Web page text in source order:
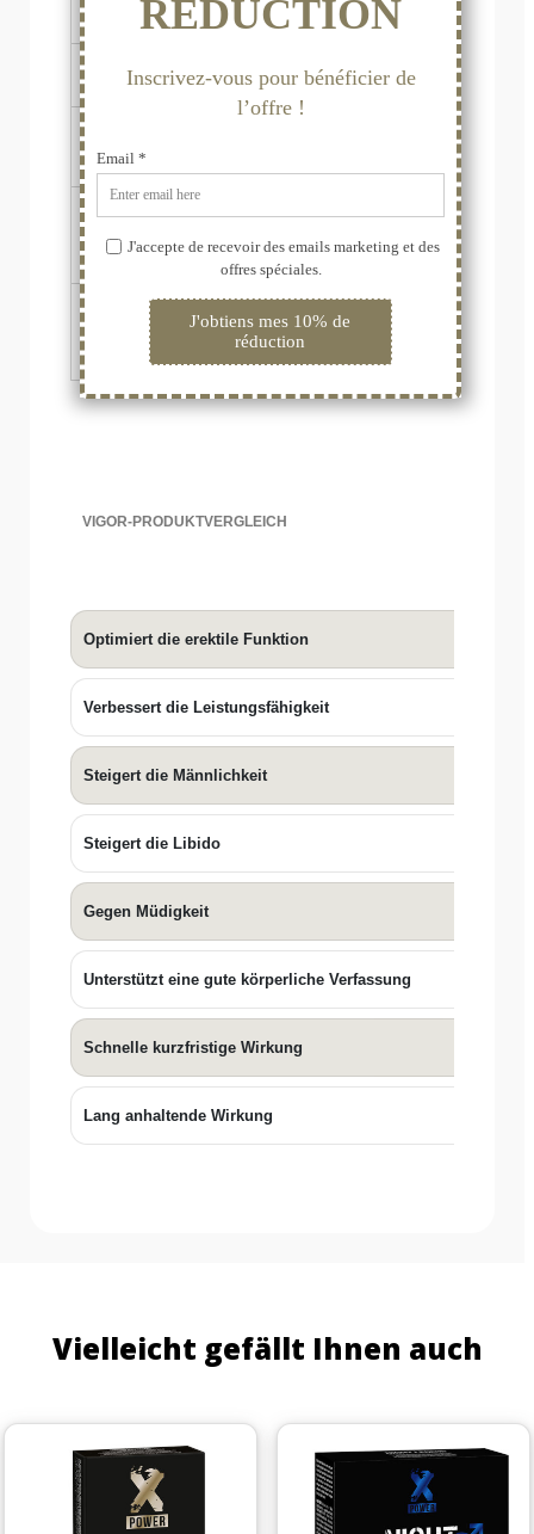
werden?
Wie lange hält die Wirkung der
Penisvergrößerungscreme an?
und Kondomen kompatibel?
mit einem schnell wirkenden Produkt
oder einer Behandlung anwenden?
Ich merke keinerlei Wirkung durch
die Anwendung der
Penisvergrößerungscreme. Ist das
normal?
VIGOR-PRODUKTVERGLEICH
Optimiert die erektile Funktion
Verbessert die Leistungsfähigkeit
Steigert die Männlichkeit
Steigert die Libido
Gegen Müdigkeit
Unterstützt eine gute körperliche Verfassung
Schnelle kurzfristige Wirkung
Lang anhaltende Wirkung
Vielleicht gefällt Ihnen auch